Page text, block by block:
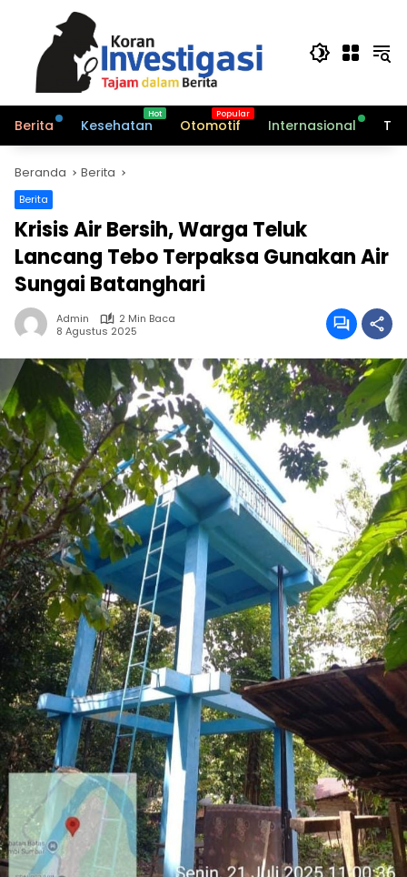
Berita Kesehatan Otomotif Internasional
Beranda Berita
Berita
Krisis Air Bersih, Warga Teluk
Lancang Tebo Terpaksa Gunakan Air
Sungai Batanghari
Admin
2 Min Baca
8 Agustus 2025